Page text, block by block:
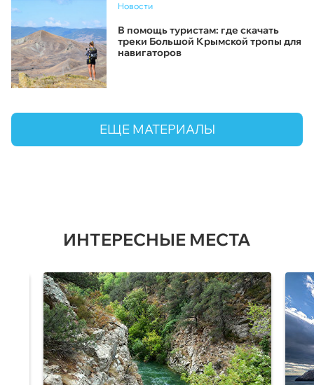
Новости
В помощь туристам: где скачать
треки Большой Крымской тропы для
навигаторов
ЕЩЕ МАТЕРИАЛЫ
ИНТЕРЕСНЫЕ МЕСТА